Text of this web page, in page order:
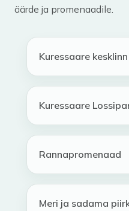
äärde ja promenaadile.
Kuressaare kesklinn
Kuressaare
Rannapromenaad
Meri ja sadama